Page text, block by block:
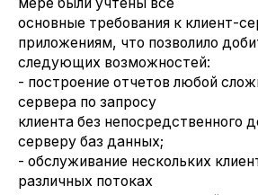
основные требования к клиент-
приложениям, что позволило
следующих возможностей:
- построение отчетов любой
сервера по запросу
клиента без непосредственного
серверу баз данных;
- обслуживание нескольких
различных потоках